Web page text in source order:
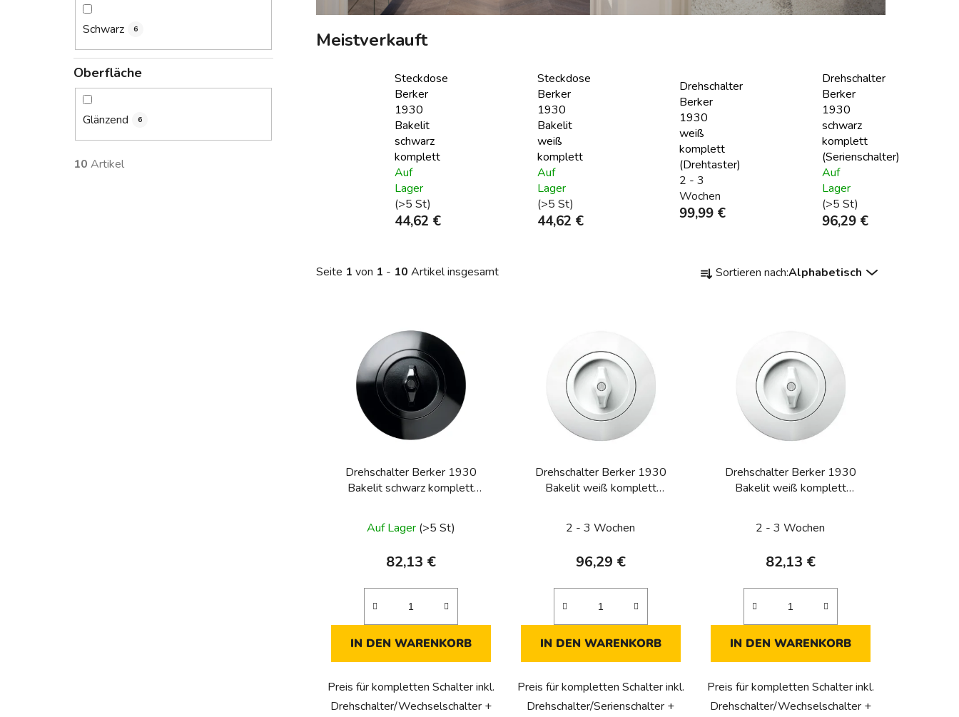
Schwarz 6
Oberfläche
Glänzend 6
10 Artikel
Meistverkauft
Steckdose
Berker
1930
Bakelit
schwarz
komplett
Auf
Lager
(>5 St)
44,62 €
Steckdose
Berker
1930
Bakelit
weiß
komplett
Auf
Lager
(>5 St)
44,62 €
Drehschalter
Berker
1930
weiß
komplett
(Drehtaster)
2 - 3
Wochen
99,99 €
Drehschalter
Berker
1930
schwarz
komplett
(Serienschalter)
Auf
Lager
(>5 St)
96,29 €
Seite 1 von 1 - 10 Artikel insgesamt
r Sortieren nach:Alphabetisch
Drehschalter Berker 1930
Bakelit schwarz komplett
Auf Lager (>5 St)
82,13 €
IN DEN WARENKORB
Preis für kompletten Schalter inkl.
Drehschalter/Wechselschalter +
Drehschalter Berker 1930
Bakelit weiß komplett
2 - 3 Wochen
96,29 €
IN DEN WARENKORB
Preis für kompletten Schalter inkl.
Drehschalter/Serienschalter +
Drehschalter Berker 1930
Bakelit weiß komplett
2 - 3 Wochen
82,13 €
IN DEN WARENKORB
Preis für kompletten Schalter inkl.
Drehschalter/Wechselschalter +